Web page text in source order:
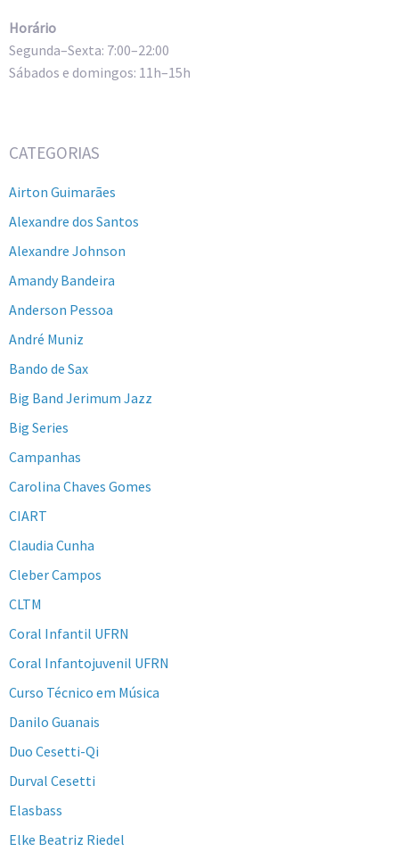
Horário
Segunda–Sexta: 7:00–22:00
Sábados e domingos: 11h–15h
CATEGORIAS
Airton Guimarães
Alexandre dos Santos
Alexandre Johnson
Amandy Bandeira
Anderson Pessoa
André Muniz
Bando de Sax
Big Band Jerimum Jazz
Big Series
Campanhas
Carolina Chaves Gomes
CIART
Claudia Cunha
Cleber Campos
CLTM
Coral Infantil UFRN
Coral Infantojuvenil UFRN
Curso Técnico em Música
Danilo Guanais
Duo Cesetti-Qi
Durval Cesetti
Elasbass
Elke Beatriz Riedel